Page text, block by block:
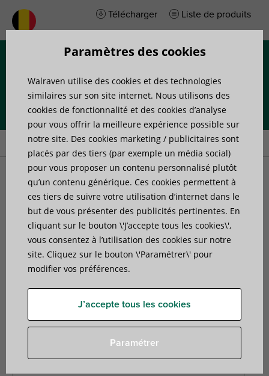
Télécharger Liste de produits
Accueil»Produits» Systèmes de rails
Systèmes de rails
Nous proposons trois systèmes de rails innovants avec des
accessoires à fixation rapide qui vous permettent de
gagner jusqu’à 40 % de temps de fixation sur site.
RapidRail est notre système léger, idéal pour l’installation
de chemins de câbles, de tuyaux de chauffage et de
plomberie, de conduits de ventilation, etc. RapidStrut est
un système de poids moyen plus comparable aux profilés
traditionnels, et Maxx est notre système de rails lourds
Paramètres des cookies
Walraven utilise des cookies et des technologies
similaires sur son site internet. Nous utilisons des
cookies de fonctionnalité et des cookies d’analyse
pour vous offrir la meilleure expérience possible sur
notre site. Des cookies marketing / publicitaires sont
placés par des tiers (par exemple un média social)
pour vous proposer un contenu personnalisé plutôt
qu’un contenu générique. Ces cookies permettent à
ces tiers de suivre votre utilisation d’internet dans le
but de vous présenter des publicités pertinentes. En
cliquant sur le bouton \'J’accepte tous les cookies\',
vous consentez à l’utilisation des cookies sur notre
site. Cliquez sur le bouton \'Paramétrer\' pour
modifier vos préférences.
J’accepte tous les cookies
Paramétrer